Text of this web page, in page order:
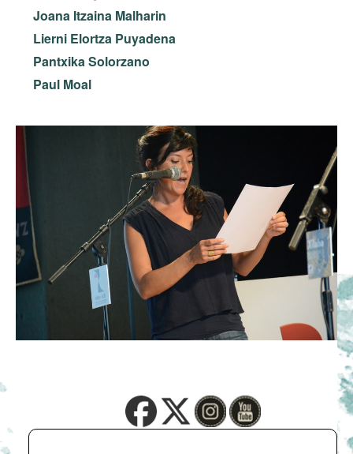
Joana Itzaina Malharin
Lierni Elortza Puyadena
Pantxika Solorzano
Paul Moal